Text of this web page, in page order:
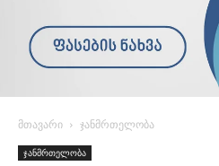
მთავარი ჯანმრთელობა
ჯანმრთელობა